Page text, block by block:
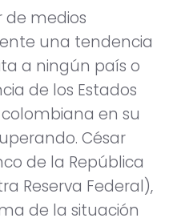
medios
una tendencia
a ningún país o
de los Estados
en su
César
de la República
Reserva Federal),
de la situación